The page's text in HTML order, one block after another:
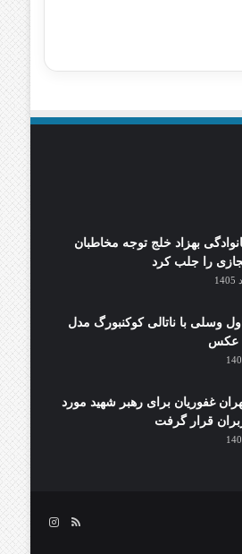
بهزاد خلج توجه مخاطبان
را جلب کرد
وسلی با ناتالی کوکنبورگ مدل
+ عکس
غفوریان برای رهبر شهید مورد
قرار گرفت
خوراکاینستاگرام